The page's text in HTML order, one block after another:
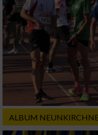
ALBUM